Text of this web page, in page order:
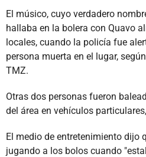
El músico, cuyo verdadero
hallaba en la bolera con Quavo
locales, cuando la policía fue
persona muerta en el lugar,
TMZ.
Otras dos personas fueron
del área en vehículos
El medio de entretenimiento dijo
jugando a los bolos cuando